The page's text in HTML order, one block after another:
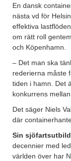
En dansk
nästa vd för
effektiva
om rätt roll
och Köpenhamn.
– Det man ska
rederierna måste
tiden i hamn. Det
konkurrens
Det säger Niels
där
Sin
decennier med
världen över har